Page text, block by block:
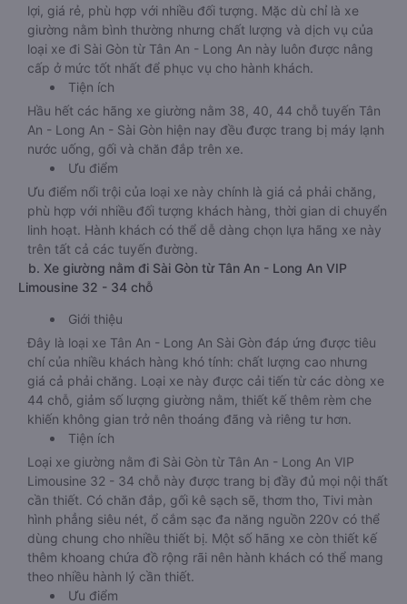
lợi, giá rẻ, phù hợp với nhiều đối tượng. Mặc dù chỉ là xe
giường nằm bình thường nhưng chất lượng và dịch vụ của
loại xe đi Sài Gòn từ Tân An - Long An này luôn được nâng
cấp ở mức tốt nhất để phục vụ cho hành khách.
Tiện ích
Hầu hết các hãng xe giường nằm 38, 40, 44 chỗ tuyến Tân
An - Long An - Sài Gòn hiện nay đều được trang bị máy lạnh
nước uống, gối và chăn đắp trên xe.
Ưu điểm
Ưu điểm nổi trội của loại xe này chính là giá cả phải chăng,
phù hợp với nhiều đối tượng khách hàng, thời gian di chuyển
linh hoạt. Hành khách có thể dễ dàng chọn lựa hãng xe này
trên tất cả các tuyến đường.
b. Xe giường nằm đi Sài Gòn từ Tân An - Long An VIP
Limousine 32 - 34 chỗ
Giới thiệu
Đây là loại xe Tân An - Long An Sài Gòn đáp ứng được tiêu
chí của nhiều khách hàng khó tính: chất lượng cao nhưng
giá cả phải chăng. Loại xe này được cải tiến từ các dòng xe
44 chỗ, giảm số lượng giường nằm, thiết kế thêm rèm che
khiến không gian trở nên thoáng đãng và riêng tư hơn.
Tiện ích
Loại xe giường nằm đi Sài Gòn từ Tân An - Long An VIP
Limousine 32 - 34 chỗ này được trang bị đầy đủ mọi nội thất
cần thiết. Có chăn đắp, gối kê sạch sẽ, thơm tho, Tivi màn
hình phẳng siêu nét, ổ cắm sạc đa năng nguồn 220v có thể
dùng chung cho nhiều thiết bị. Một số hãng xe còn thiết kế
thêm khoang chứa đồ rộng rãi nên hành khách có thể mang
theo nhiều hành lý cần thiết.
Ưu điểm